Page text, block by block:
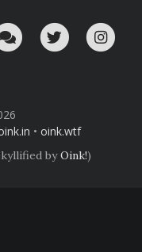
en Telegram!
TV Charla con nosotros
Twitter
• oink.wtf
byOink!)